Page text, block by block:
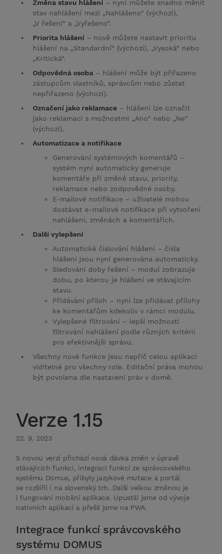
Změna stavu hlášení – nyní můžete snadno měnit
stav nahlášení mezi „Nahlášeno“ (výchozí),
„V řešení“ a „Vyřešeno“.
Priorita hlášení – nově můžete nastavit prioritu
hlášení na „Standardní“ (výchozí), „Vysoká“ nebo
„Kritická“.
Odpovědná osoba – hlášení může být přiřazeno
zástupcům vlastníků, správcům nebo zůstat
nepřiřazeno (výchozí).
Označení jako reklamace – hlášení lze označit
jako reklamaci s možnostmi „Ano“ nebo „Ne“
(výchozí).
Automatizace a notifikace
Generování systémových komentářů –
systém nyní automaticky generuje
komentáře při změně stavu, priority,
reklamace nebo zodpovědné osoby.
E-mailové notifikace – uživatelé mohou
dostávat e-mailové notifikace při vytvoření
nahlášení, změnách a komentářích.
Další vylepšení
Automatické číslování hlášení – čísla
hlášení jsou nyní generována automaticky.
Sledování doby řešení – modul zobrazuje
dobu, po kterou je hlášení ve stávajícím
stavu.
Přidávání příloh – nyní lze přidávat přílohy
ke komentářům kdekoliv v rámci modulu.
Vylepšené filtrování – lepší možnosti
filtrování nahlášení podle různých kritérií
pro efektivnější správu.
Všechny nové funkce jsou napříč celou aplikací
viditelné pro všechny role. Editační práva mohou
být povolena dle nastavení práv v domě.
Verze 1.15
22. 9. 2023
S novou verzí přichází nová dávka změn v úpravě
stávajících funkcí, integraci funkcí ze správcovského
systému Domus, přibyly jazykové mutace a portál
se rozšířil i na slovenský trh. Další velkou změnou je
i fungování mobilní aplikace. Upustili jsme od vývoje
nativních aplikací a přešli jsme na PWA.
Integrace funkcí správcovského
systému DOMUS